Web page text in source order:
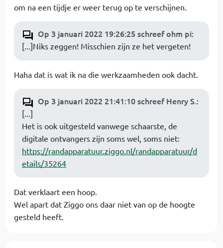
om na een tijdje er weer terug op te verschijnen.
Op 3 januari 2022 19:26:25 schreef ohm pi:
[...]Niks zeggen! Misschien zijn ze het vergeten!
Haha dat is wat ik na die werkzaamheden ook dacht.
Op 3 januari 2022 21:41:10 schreef Henry S.:
[...]
Het is ook uitgesteld vanwege schaarste, de
digitale ontvangers zijn soms wel, soms niet:
https://randapparatuur.ziggo.nl/randapparatuur/d
etails/35264
Dat verklaart een hoop.
Wel apart dat Ziggo ons daar niet van op de hoogte
gesteld heeft.